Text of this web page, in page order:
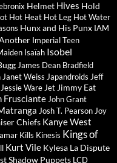
Helmet Hives Hold
Hot Heat Hot Leg Hot Water
Hunx and His Punx IAM
Imperial Teen
Isaïah Isobel
James Dean Bradfield
Janet Weiss Japandroids Jeff
Jessie Ware Jet Jimmy Eat
Frusciante John Grant
Josh T. Pearson Joy
Chiefs Kanye West
Kills Kinesis Kings of
Kurt Vile Kylesa La Dispute
Shadow Puppets LCD